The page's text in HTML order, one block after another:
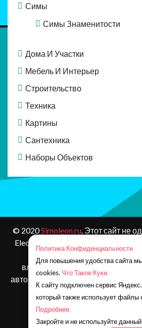
Симы
Симы Знаменитости
Дома И Участки
Мебель И Интерьер
Строительство
Техника
Картины
Сантехника
Наборы Объектов
© 2020Simoleon.ru . Этот сайт не
Electronic Arts или ее
являются собственностью
владельцев. Контент и
авторским правом Electronic Arts
Все права
Наша почта:
Политика Конфиденциальности
Для повышения удобства сайта
cookies. Что Такое Куки.
К сайту подключен сервис
который также использует файлы
Подробнее.
Закройте и не используйте